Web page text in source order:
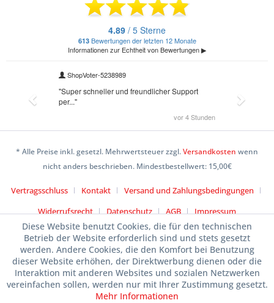
* Alle Preise inkl. gesetzl. Mehrwertsteuer zzgl.Versandkosten wenn
nicht anders beschrieben. Mindestbestellwert: 15,00€
Vertragsschluss Kontakt
Versand und Zahlungsbedingungen
Widerrufsrecht
Datenschutz AGB Impressum
Diese Website benutzt Cookies, die für den technischen
Betrieb der Website erforderlich sind und stets gesetzt
werden. Andere Cookies, die den Komfort bei Benutzung
dieser Website erhöhen, der Direktwerbung dienen oder die
Interaktion mit anderen Websites und sozialen Netzwerken
vereinfachen sollen, werden nur mit Ihrer Zustimmung gesetzt.
Mehr Informationen